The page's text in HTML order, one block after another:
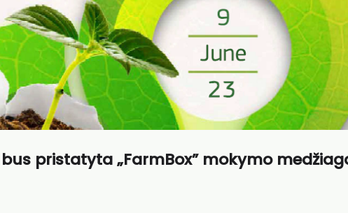
pristatyta „FarmBox” mokymo